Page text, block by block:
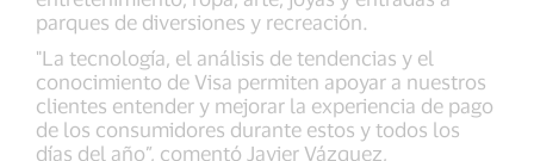
parques de diversiones y recreación.
"La tecnología, el análisis de tendencias y el
conocimiento de Visa permiten apoyar a nuestros
clientes entender y mejorar la experiencia de pago
de los consumidores durante estos y todos los
días del año”, comentó Javier Vázquez,